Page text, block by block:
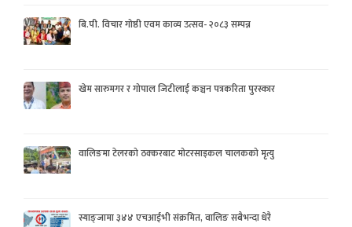
बि.पी. विचार गोष्ठी एवम काव्य उत्सव- २०८३ सम्पन्न
खेम सारुमगर र गोपाल जिटीलाई कञ्चन पत्रकरिता पुरस्कार
वालिङमा टेलरको ठक्करबाट मोटरसाइकल चालकको मृत्यु
स्याङ्जामा ३४४ एचआईभी संक्रमित, वालिङ सबैभन्दा धेरै